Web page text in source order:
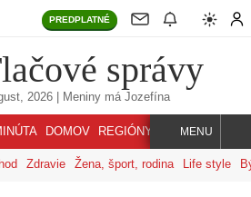
PREDPLATNÉ
správy
2026| Meniny má Jozefína
DOMOV REGIÓNY INDEX SVET
MENU
Zdravie Žena, šport, rodina Life style